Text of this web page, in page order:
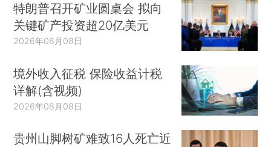
特朗普召开矿业圆桌会 拟向
关键矿产投资超20亿美元
2026年08月08日
境外收入征税 保险收益计税
详解(含视频)
2026年08月08日
贵州山脚树矿难致16人死亡近